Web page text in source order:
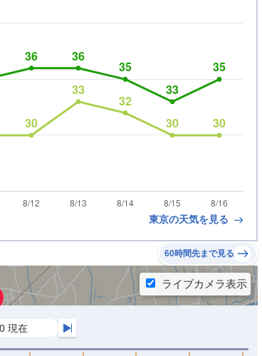
東京の天気を見る
60時間先まで見る